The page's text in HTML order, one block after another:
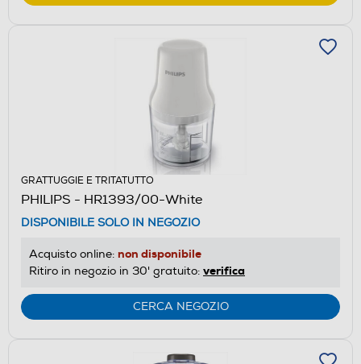
GRATTUGGIE E TRITATUTTO
PHILIPS - HR1393/00-White
DISPONIBILE SOLO IN NEGOZIO
Acquisto online: non disponibile
Ritiro in negozio in 30' gratuito: verifica
CERCA NEGOZIO